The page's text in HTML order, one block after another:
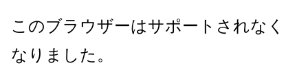
メ
ン
このブラウザーはサポートされなく
なりました。